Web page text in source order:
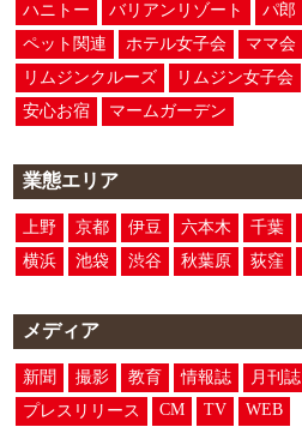
ハニトー
バリアンリゾート パ郎
ペット関連
ホテル女子会 ママ会
リムジンクルーズ
リムジン女子会
安心お宿
マームガーデン
業態エリア
上野 京都 伊豆 六本木 千葉
横浜
池袋 渋谷 秋葉原 荻窪
メディア
新聞 撮影 教育 情報誌 月刊誌
プレスリリース
CM TV WEB